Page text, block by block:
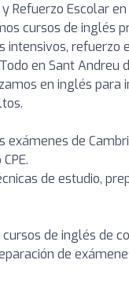
Refuerzo Escolar
cursos de inglés
intensivos, refuerzo
en Sant Andreu
en inglés para
exámenes de
de estudio,
de inglés de
de